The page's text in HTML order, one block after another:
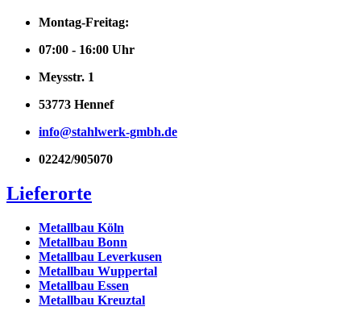
Montag-Freitag:
07:00 - 16:00 Uhr
Meysstr. 1
53773 Hennef
info@stahlwerk-gmbh.de
02242/905070
Lieferorte
Metallbau Köln
Metallbau Bonn
Metallbau Leverkusen
Metallbau Wuppertal
Metallbau Essen
Metallbau Kreuztal